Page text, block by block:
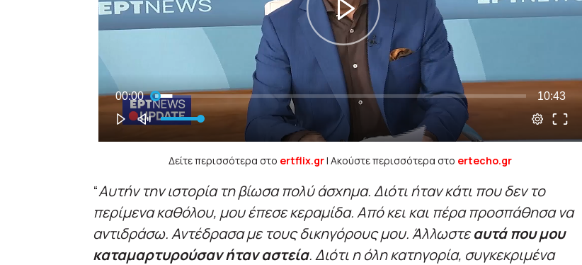
Δείτε περισσότερα στο ertflix.gr| Ακούστε περισσότερα στο ertecho.gr
“Αυτήν την ιστορία τη βίωσα πολύ άσχημα. Διότι ήταν κάτι που δεν το
περίμενα καθόλου, μου έπεσε κεραμίδα. Από κει και πέρα προσπάθησα να
αντιδράσω. Αντέδρασα με τους δικηγόρους μου. Άλλωστεαυτά που μου
καταμαρτυρούσαν ήταν αστεία. Διότι η όλη κατηγορία, συγκεκριμένα